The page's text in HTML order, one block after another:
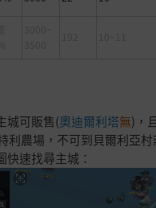
城可販售(奧迪爾利塔無)，且
利農場，不可到貝爾利亞村
速找尋主城：